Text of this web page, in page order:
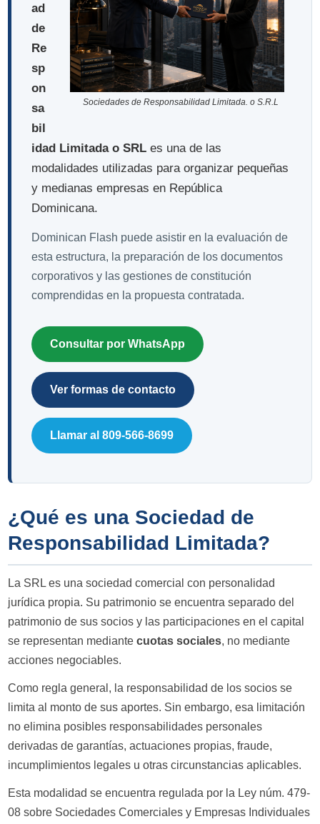
Sociedades de Responsabilidad Limitada. o S.R.L
ad
de
Re
sp
on
sa
bil
idad Limitada o SRL es una de las
modalidades utilizadas para organizar pequeñas
y medianas empresas en República
Dominicana.
Dominican Flash puede asistir en la evaluación de
esta estructura, la preparación de los documentos
corporativos y las gestiones de constitución
comprendidas en la propuesta contratada.
Consultar por WhatsApp
Ver formas de contacto
Llamar al 809-566-8699
¿Qué es una Sociedad de
Responsabilidad Limitada?
La SRL es una sociedad comercial con personalidad
jurídica propia. Su patrimonio se encuentra separado del
patrimonio de sus socios y las participaciones en el capital
se representan mediantecuotas sociales, no mediante
acciones negociables.
Como regla general, la responsabilidad de los socios se
limita al monto de sus aportes. Sin embargo, esa limitación
no elimina posibles responsabilidades personales
derivadas de garantías, actuaciones propias, fraude,
incumplimientos legales u otras circunstancias aplicables.
Esta modalidad se encuentra regulada por la Ley núm. 479-
08 sobre Sociedades Comerciales y Empresas Individuales